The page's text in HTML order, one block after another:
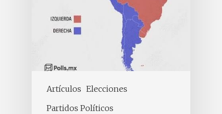
Artículos Elecciones
Partidos Políticos